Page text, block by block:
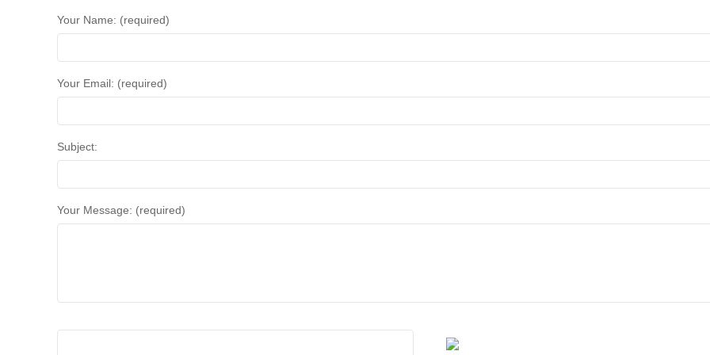
Your Name: (required)
Your Email: (required)
Subject:
Your Message: (required)